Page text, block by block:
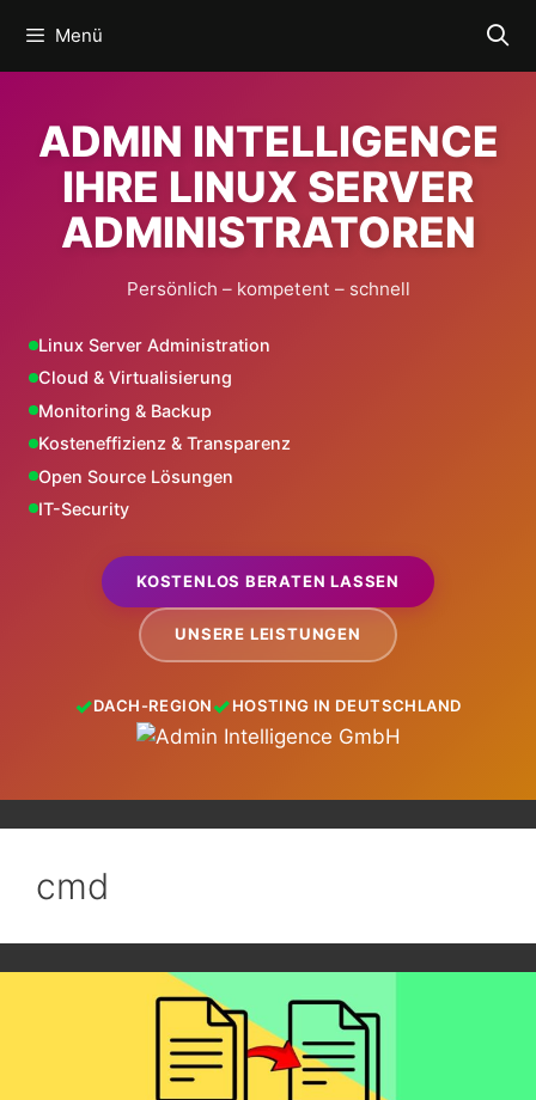
Inhalt
springen
Menü
ADMIN INTELLIGENCE
IHRE LINUX SERVER
ADMINISTRATOREN
Persönlich – kompetent – schnell
Linux Server Administration
Cloud & Virtualisierung
Monitoring & Backup
Kosteneffizienz & Transparenz
Open Source Lösungen
IT-Security
KOSTENLOS BERATEN LASSEN
UNSERE LEISTUNGEN
DACH-REGION HOSTING IN DEUTSCHLAND
cmd